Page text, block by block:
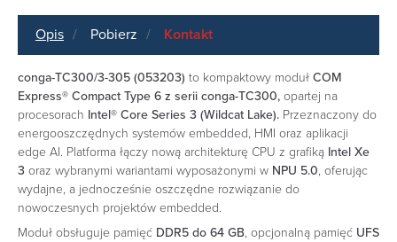
Opis Pobierz Kontakt
conga-TC300/3-305 (053203) to kompaktowy moduł COM
Express® Compact Type 6 z serii conga-TC300, opartej na
procesorach Intel® Core Series 3 (Wildcat Lake). Przeznaczony do
energooszczędnych systemów embedded, HMI oraz aplikacji
edge AI. Platforma łączy nową architekturę CPU z grafiką Intel Xe
3 oraz wybranymi wariantami wyposażonymi w NPU 5.0, oferując
wydajne, a jednocześnie oszczędne rozwiązanie do
nowoczesnych projektów embedded.
Moduł obsługuje pamięć DDR5 do 64 GB, opcjonalną pamięć UFS